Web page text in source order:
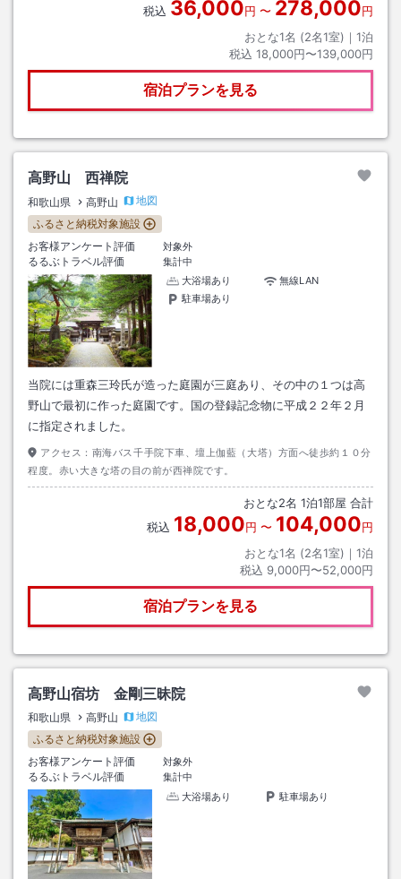
税込 36,000円 〜 278,000円
おとな1名 (2名1室)｜ 1泊
税込 18,000円〜139,000円
宿泊プランを見る
高野山 西禅院
和歌山県 高野山
地図
ふるさと納税対象施設
お客様アンケート評価
対象外
るるぶトラベル評価
集計中
大浴場あり
無線LAN
駐車場あり
当院には重森三玲氏が造った庭園が三庭あり、その中の１つは高
野山で最初に作った庭園です。国の登録記念物に平成２２年２月
に指定されました。
アクセス： 南海バス千手院下車、壇上伽藍（大塔）方面へ徒歩約１０分
程度。赤い大きな塔の目の前が西禅院です。
おとな2名 1泊1部屋 合計
税込 18,000円 〜 104,000円
おとな1名 (2名1室)｜ 1泊
税込 9,000円〜52,000円
宿泊プランを見る
高野山宿坊 金剛三昧院
和歌山県 高野山
地図
ふるさと納税対象施設
お客様アンケート評価
対象外
るるぶトラベル評価
集計中
大浴場あり
駐車場あり